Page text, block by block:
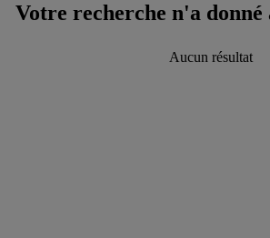
Votre recherche n'a
Aucun résultat